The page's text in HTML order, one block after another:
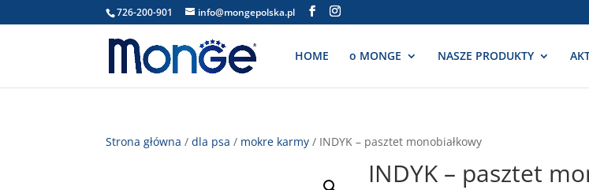
726-200-901 info@mongepolska.pl
HOME o MONGE NASZE PRODUKTY
Strona główna /dla psa / mokre karmy / INDYK – pasztet monobiałkowy
INDYK – pasztet